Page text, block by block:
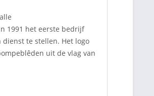
1991 het eerste bedrijf
te stellen. Het logo
uit de vlag van